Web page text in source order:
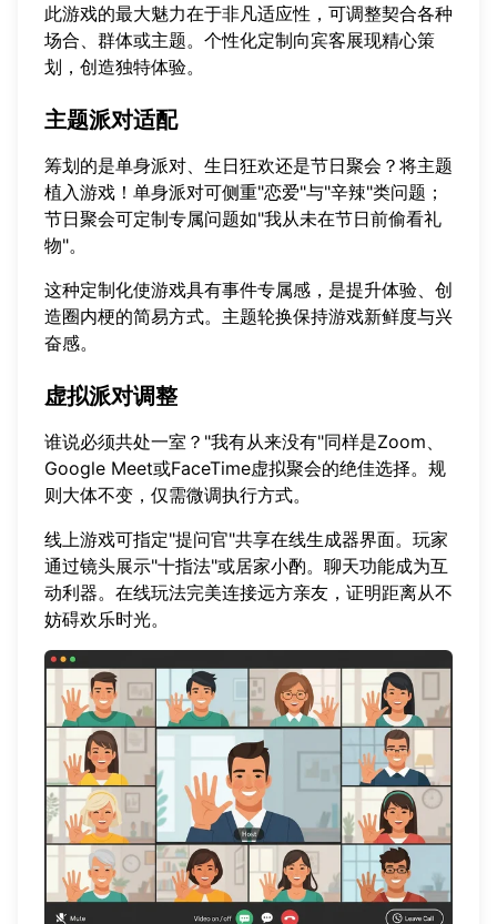
此游戏的最大魅力在于非凡适应性，可调整契合各种
场合、群体或主题。个性化定制向宾客展现精心策
划，创造独特体验。
主题派对适配
筹划的是单身派对、生日狂欢还是节日聚会？将主题
植入游戏！单身派对可侧重"恋爱"与"辛辣"类问题；
节日聚会可定制专属问题如"我从未在节日前偷看礼
物"。
这种定制化使游戏具有事件专属感，是提升体验、创
造圈内梗的简易方式。主题轮换保持游戏新鲜度与兴
奋感。
虚拟派对调整
谁说必须共处一室？"我有从来没有"同样是Zoom、
Google Meet或FaceTime虚拟聚会的绝佳选择。规
则大体不变，仅需微调执行方式。
线上游戏可指定"提问官"共享在线生成器界面。玩家
通过镜头展示"十指法"或居家小酌。聊天功能成为互
动利器。在线玩法完美连接远方亲友，证明距离从不
妨碍欢乐时光。